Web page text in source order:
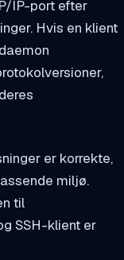
IP-port efter
Hvis en klient
er korrekte,
miljø.
til
SSH-klient er